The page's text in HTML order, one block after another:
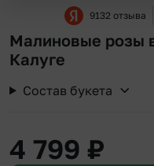
9132 отзыва
Малиновые розы
Калуге
Состав букета
4 799 ₽